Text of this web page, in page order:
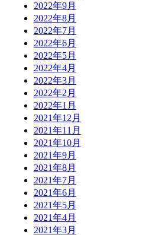
2022年9月
2022年8月
2022年7月
2022年6月
2022年5月
2022年4月
2022年3月
2022年2月
2022年1月
2021年12月
2021年11月
2021年10月
2021年9月
2021年8月
2021年7月
2021年6月
2021年5月
2021年4月
2021年3月